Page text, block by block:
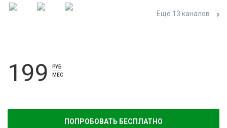
Ещё 13 каналов
199
РУБ
МЕС
ПОПРОБОВАТЬ БЕСПЛАТНО